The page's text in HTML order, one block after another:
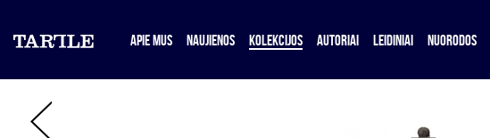
APIE MUS NAUJIENOS KOLEKCIJOS AUTORIAI LEIDINIAI NUORODOS